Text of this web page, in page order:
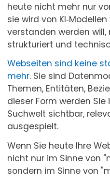
heute nicht mehr nur
sie wird von KI‑Modellen
verstanden werden
strukturiert und
Webseiten sind keine
mehr. Sie sind
Themen, Entitäten,
dieser Form werden Sie
Suchwelt sichtbar,
ausgespielt.
Wenn Sie heute Ihre
nicht nur im Sinne von
sondern im Sinne von